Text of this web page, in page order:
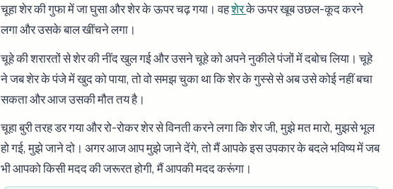
चूहा शेर की गुफा में जा घुसा और शेर के ऊपर चढ़ गया। वहशेरके ऊपर खूब उछल-कूद करने
लगा और उसके बाल खींचने लगा।
चूहे की शरारतों से शेर की नींद खुल गई और उसने चूहे को अपने नुकीले पंजों में दबोच लिया। चूहे
ने जब शेर के पंजे में खुद को पाया, तो वो समझ चुका था कि शेर के गुस्से से अब उसे कोई नहीं बचा
सकता और आज उसकी मौत तय है।
चूहा बुरी तरह डर गया और रो-रोकर शेर से विनती करने लगा कि शेर जी, मुझे मत मारो, मुझसे भूल
हो गई, मुझे जाने दो। अगर आज आप मुझे जाने देंगे, तो मैं आपके इस उपकार के बदले भविष्य में जब
भी आपको किसी मदद की जरूरत होगी, मैं आपकी मदद करूंगा।